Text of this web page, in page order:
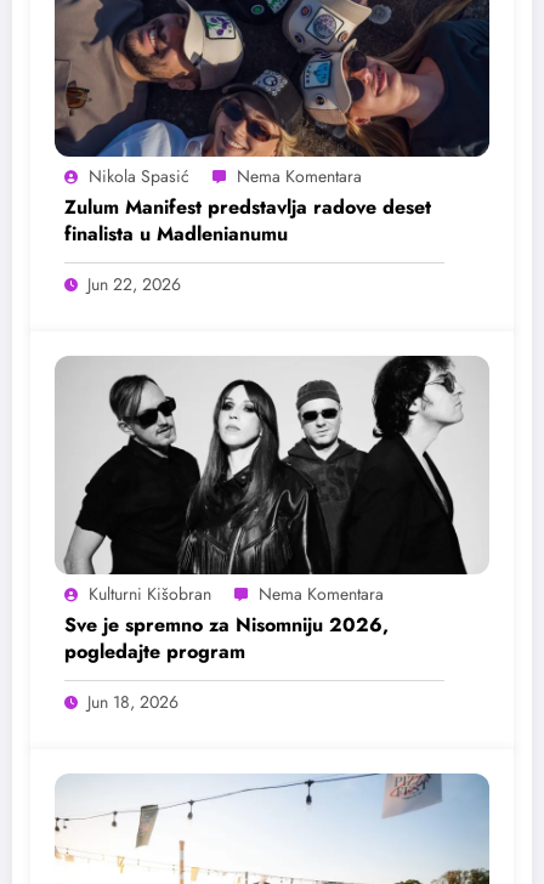
Nikola Spasić
Zulum Manifest predstavlja radove deset
finalista u Madlenianumu
Jun 22, 2026
Kulturni Kišobran
Sve je spremno za Nisomniju 2026,
pogledajte program
Jun 18, 2026